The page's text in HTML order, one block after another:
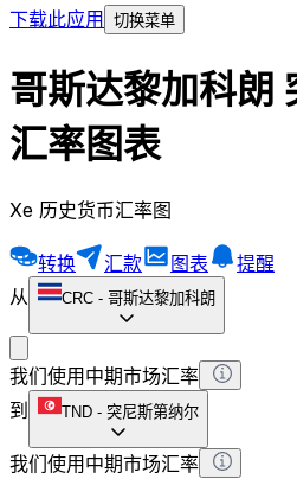
下载此应用
切换菜单
哥斯达黎加科朗
汇率图表
Xe 历史货币汇率图
转换 汇款 图表
提醒
从
CRC - 哥斯达黎加科朗
我们使用中期市场汇率
到
TND - 突尼斯第纳尔
我们使用中期市场汇率